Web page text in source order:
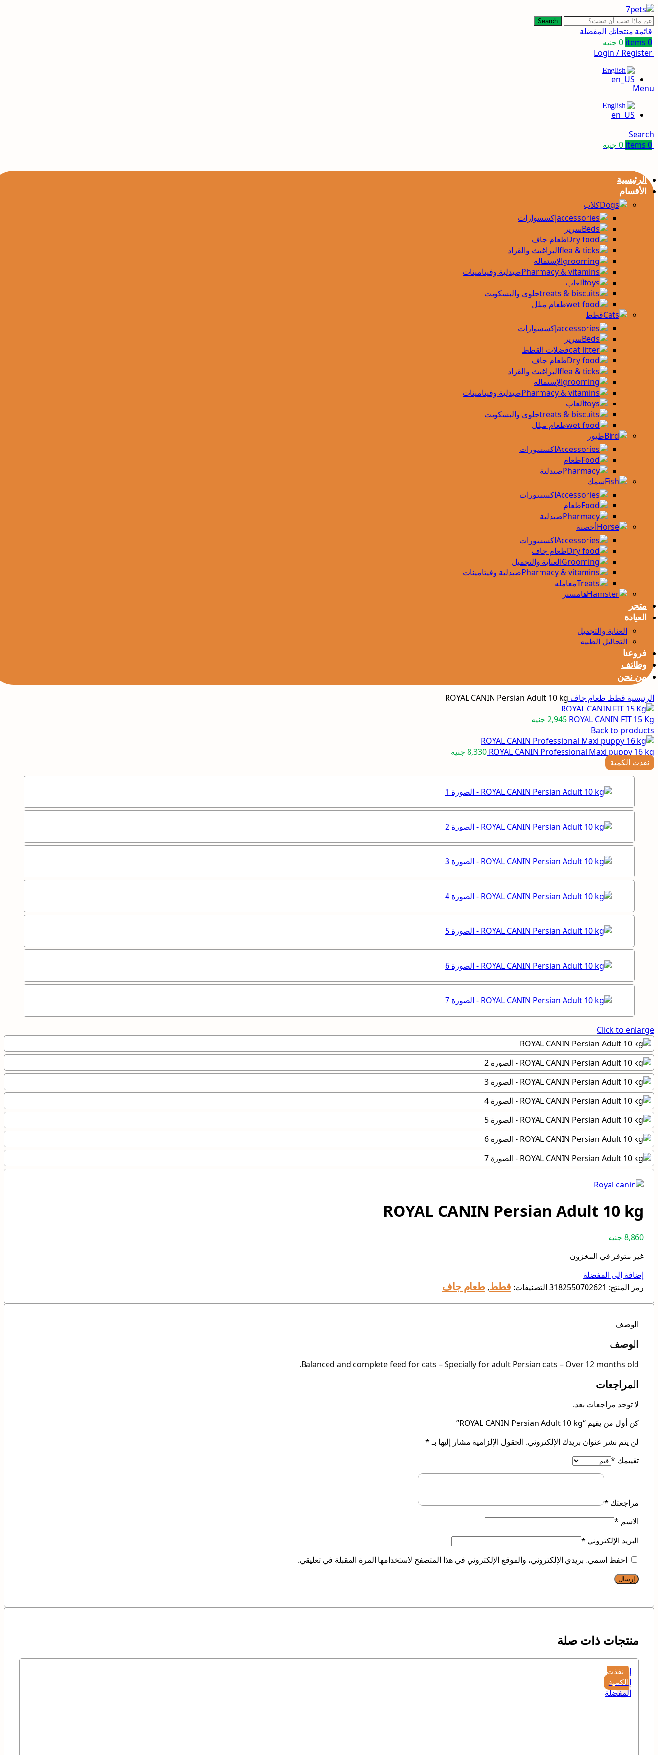
Search
قائمة منتجاتك المفضلة
0
items
0 جنيه
Login / Register
English
Menu
English
Search
0
items
0 جنيه
الرئيسية
الأقسام
كلاب
إكسسوارات
سرير
طعام جاف
البراغيث والقراد
الإستماله
صيدلية وفيتامينات
ألعاب
حلوى والبسكويت
طعام مبلل
قطط
إكسسوارات
سرير
فضلات القطط
طعام جاف
البراغيث والقراد
الإستماله
صيدلية وفيتامينات
ألعاب
حلوى والبسكويت
طعام مبلل
طيور
اكسسورات
طعام
صيدلية
سمك
اكسسورات
طعام
صيدلية
أحصنة
اكسسورات
طعام جاف
العناية والتجميل
صيدلية وفيتامينات
معامله
هامستر
متجر
العيادة
العناية والتجميل
التحاليل الطبيه
فروعنا
وظائف
من نحن
الرئيسية قطط طعام جاف ROYAL CANIN Persian Adult 10 kg
ROYAL CANIN FIT 15 Kg
2,945 جنيه
Back to products
ROYAL CANIN Professional Maxi puppy 16 kg
8,330 جنيه
نفذت الكمية
Click to enlarge
ROYAL CANIN Persian Adult 10 kg
8,860 جنيه
غير متوفر في المخزون
إضافة إلى المفضلة
رمز المنتج: 3182550702621 التصنيفات: قطط, طعام جاف
الوصف
الوصف
Balanced and complete feed for cats – Specially for adult Persian cats – Over 12 months old.
المراجعات
لا توجد مراجعات بعد.
كن أول من يقيم “ROYAL CANIN Persian Adult 10 kg”
لن يتم نشر عنوان بريدك الإلكتروني. الحقول الإلزامية مشار إليها بـ*
تقييمك *
مراجعتك *
الاسم *
البريد الإلكتروني *
احفظ اسمي، بريدي الإلكتروني، والموقع الإلكتروني في هذا المتصفح لاستخدامها المرة المقبلة في تعليقي.
منتجات ذات صلة
نفذت
الكمية
إضافة
إلى
المفضلة